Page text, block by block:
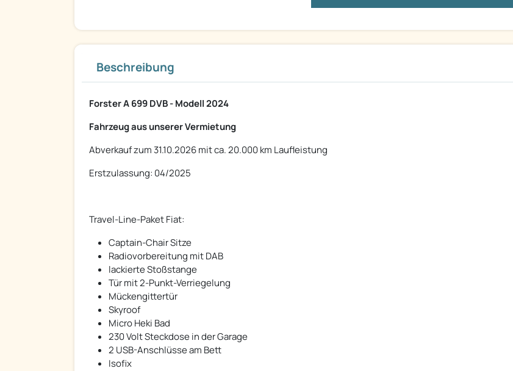
Beschreibung
Forster A 699 DVB - Modell 2024
Fahrzeug aus unserer Vermietung
Abverkauf zum 31.10.2026 mit ca. 20.000 km Laufleistung
Erstzulassung: 04/2025
Travel-Line-Paket Fiat:
Captain-Chair Sitze
Radiovorbereitung mit DAB
lackierte Stoßstange
Tür mit 2-Punkt-Verriegelung
Mückengittertür
Skyroof
Micro Heki Bad
230 Volt Steckdose in der Garage
2 USB-Anschlüsse am Bett
Isofix